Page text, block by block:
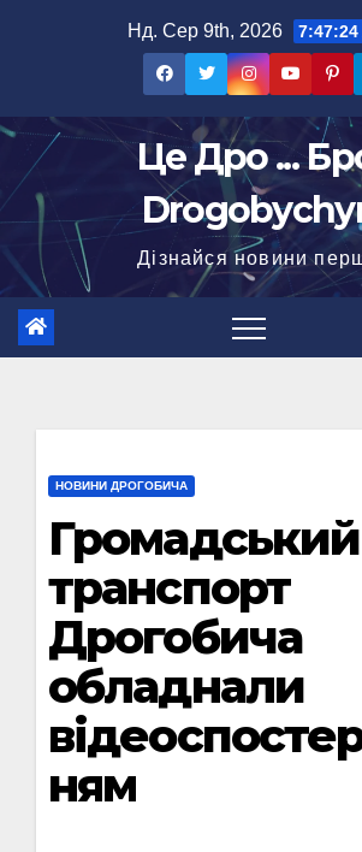
Нд. Сер 9th, 2026 7:47:25
Це Дро ...
Дізнайся новини
НОВИНИ ДРОГОБИЧА
Громадський
транспорт
Дрогобича
обладнали
ням